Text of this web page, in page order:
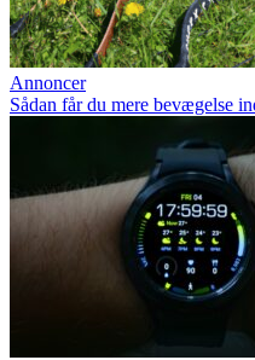
Annoncer
Sådan får du mere bevægelse